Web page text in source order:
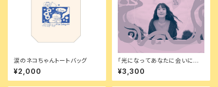
涙のネコちゃんトートバッグ
¥2,000
「光になってあなたに会いにい
く」（限定サイン入り写真ポスト
カード付き）
¥3,300